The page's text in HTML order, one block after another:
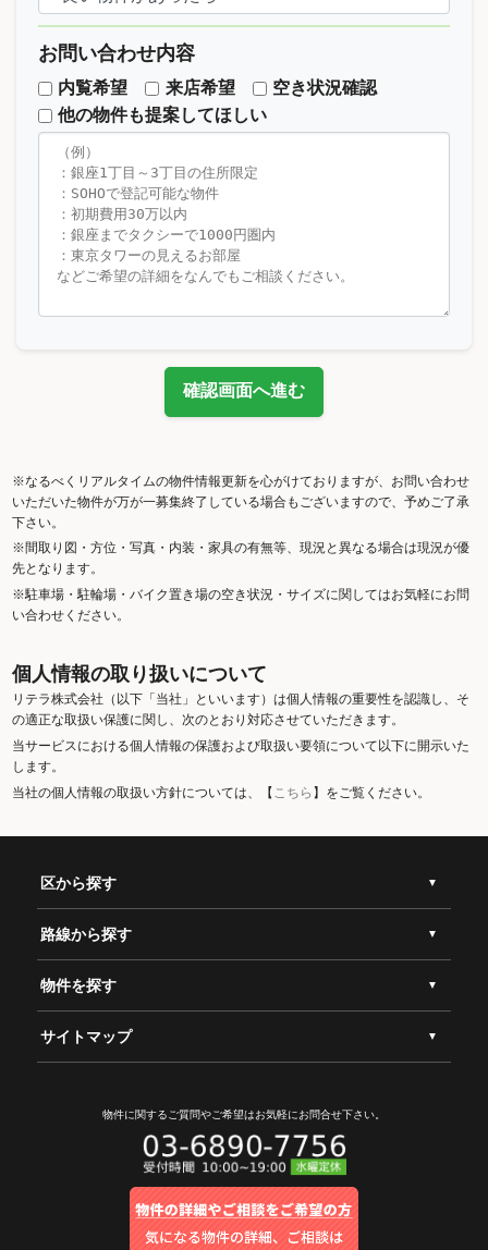
お問い合わせ内容
内覧希望 来店希望
空き状況確認
他の物件も提案してほしい
確認画面へ進む
※なるべくリアルタイムの物件情報更新を心がけておりますが、お問い合わせ
いただいた物件が万が一募集終了している場合もございますので、予めご了承
下さい。
※間取り図・方位・写真・内装・家具の有無等、現況と異なる場合は現況が優
先となります。
※駐車場・駐輪場・バイク置き場の空き状況・サイズに関してはお気軽にお問
い合わせください。
個人情報の取り扱いについて
リテラ株式会社（以下「当社」といいます）は個人情報の重要性を認識し、そ
の適正な取扱い保護に関し、次のとおり対応させていただきます。
当サービスにおける個人情報の保護および取扱い要領について以下に開示いた
します。
当社の個人情報の取扱い方針については、【こちら 】をご覧ください。
区から探す
路線から探す
物件を探す
サイトマップ
物件に関するご質問やご希望はお気軽にお問合せ下さい。